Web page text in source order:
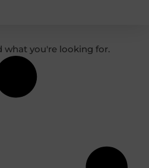
what you're looking for.